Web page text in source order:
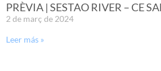
PRÈVIA | SESTAO RIVER – CE
2 de març de 2024
Leer más »